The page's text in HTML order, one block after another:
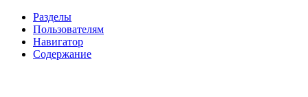
Разделы
Пользователям
Навигатор
Содержание